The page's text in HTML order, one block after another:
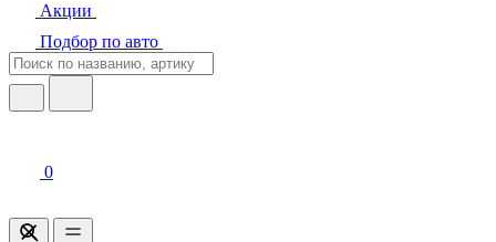
Акции
Подбор по авто
0